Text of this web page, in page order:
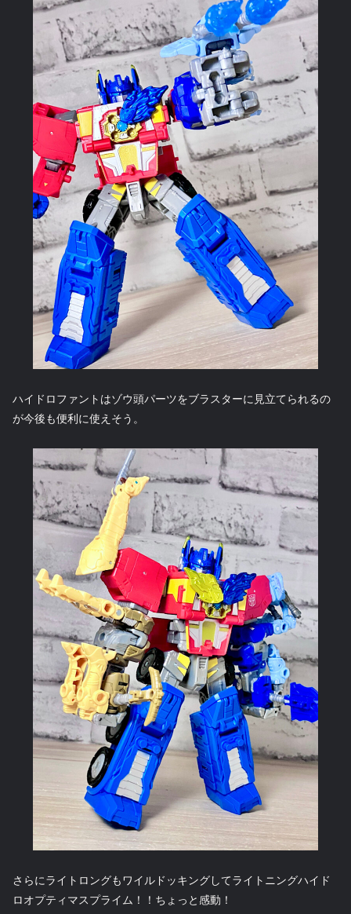
ハイドロファントはゾウ頭パーツをブラスターに見立てられるの
が今後も便利に使えそう。
さらにライトロングもワイルドッキングしてライトニングハイド
ロオプティマスプライム！！ちょっと感動！